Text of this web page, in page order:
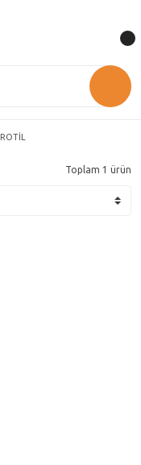
ROTİL
Toplam 1 ürün